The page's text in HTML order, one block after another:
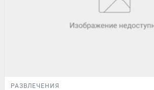
РАЗВЛЕЧЕНИЯ